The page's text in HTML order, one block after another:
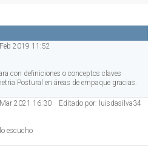
2019 11:52
con definiciones o conceptos claves
Postural en áreas de empaque gracias.
2021 16:30 Editado por: luisdasilva34
escucho